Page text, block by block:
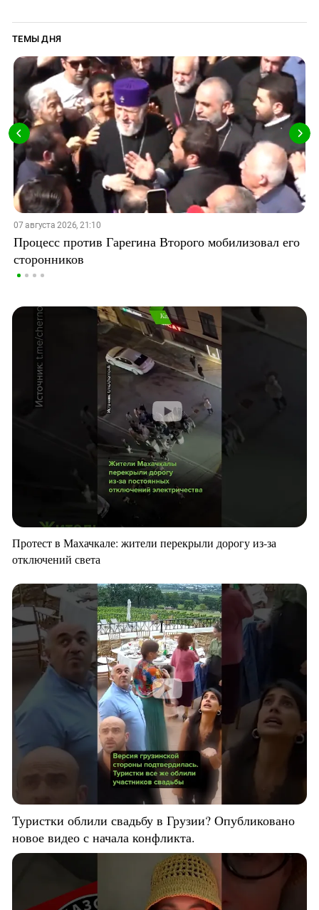
ТЕМЫ ДНЯ
07 августа 2026, 21:10
Процесс против Гарегина Второго мобилизовал его
сторонников
Протест в Махачкале: жители перекрыли дорогу из-за
отключений света
Туристки облили свадьбу в Грузии? Опубликовано
новое видео с начала конфликта.